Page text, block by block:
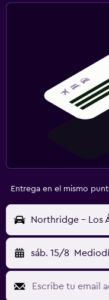
Entrega en el mismo
Northridge - Los
sáb. 15/8